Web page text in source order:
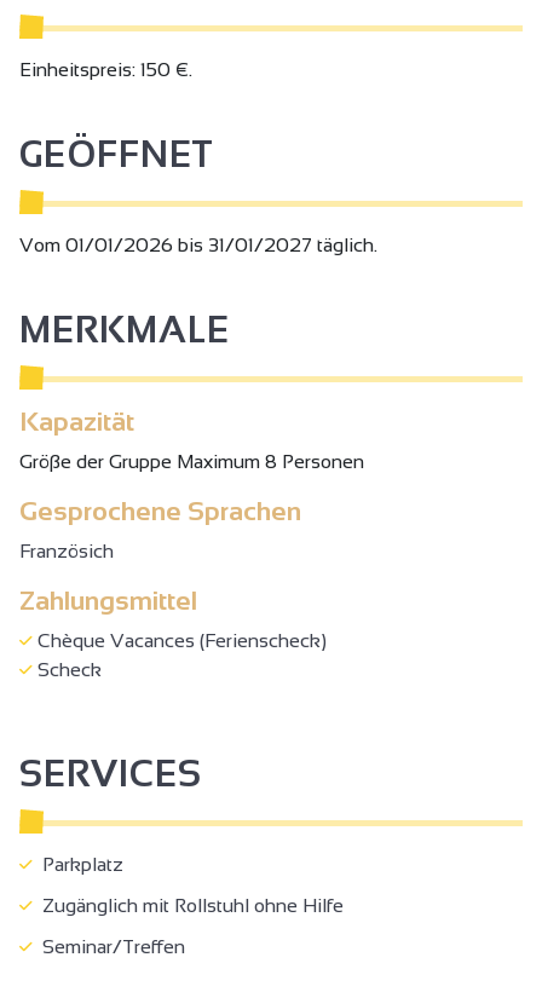
Einheitspreis: 150 €.
GEÖFFNET
Vom 01/01/2026 bis 31/01/2027 täglich.
MERKMALE
Kapazität
Gröβe der Gruppe Maximum 8 Personen
Gesprochene Sprachen
Französich
Zahlungsmittel
Chèque Vacances (Ferienscheck)
Scheck
SERVICES
Parkplatz
Zugänglich mit Rollstuhl ohne Hilfe
Seminar/Treffen